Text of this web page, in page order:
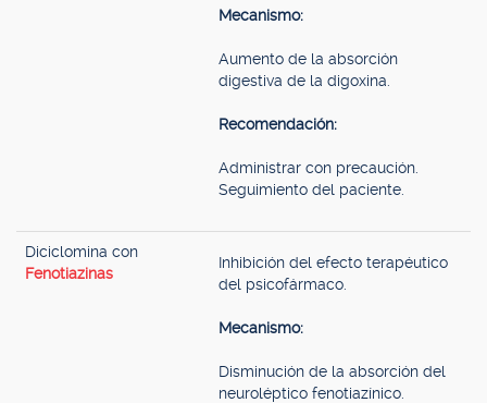
Mecanismo:
Aumento de la absorción
digestiva de la digoxina.
Recomendación:
Administrar con precaución.
Seguimiento del paciente.
Diciclomina con
Fenotiazinas
Inhibición del efecto terapéutico
del psicofármaco.
Mecanismo:
Disminución de la absorción del
neuroléptico fenotiazínico.